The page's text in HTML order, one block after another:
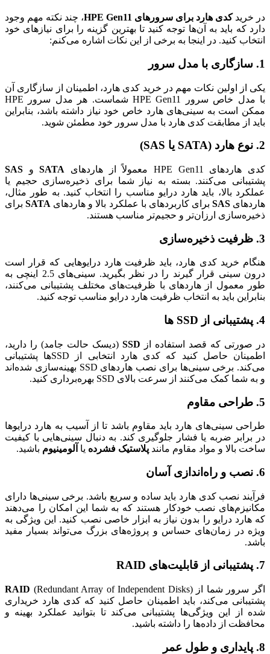
در خریدکدی هارد برای سرورهای HPE Gen11
، چند نکته مهم وجود
دارد که باید به آن‌ها توجه کنید تا بهترین گزینه را برای نیازهای خود
انتخاب کنید. در اینجا به برخی از این نکات اشاره می‌کنم:
1. سازگاری با مدل سرور
یکی از اولین نکات مهم در خرید کدی هارد، اطمینان از سازگاری آن
با مدل خاص سرور HPE Gen11 شماست. هر مدل سرور HPE
ممکن است به سینی‌های هارد خاص خود نیاز داشته باشد، بنابراین
باید از مطابقت کدی هارد با مدل سرور خود مطمئن شوید.
2. نوع هارد (SATA یا SAS)
کدی هاردهای HPE Gen11 معمولاً از هاردهای SATAو SAS
پشتیبانی می‌کنند. بسته به نیاز شما برای ذخیره‌سازی حجیم یا
عملکرد بالا، باید هارد درایو مناسب را انتخاب کنید. به طور مثال،
هاردهایSAS برای کاربردهای با عملکرد بالا و هاردهای SATAبرای
ذخیره‌سازی ارزان‌تر و حجیم‌تر مناسب هستند.
3. ظرفیت ذخیره‌سازی
هنگام خرید کدی هارد، باید ظرفیت هارد درایوهایی که قرار است
درون سینی قرار گیرند را در نظر بگیرید. سینی‌های 2.5 اینچی به
طور معمول از هاردهای با ظرفیت‌های مختلف پشتیبانی می‌کنند،
بنابراین باید به انتخاب ظرفیت هارد درایو مناسب توجه کنید.
4. پشتیبانی از SSD ها
در صورتی که قصد استفاده از SSD (دیسک حالت جامد) را دارید،
اطمینان حاصل کنید که کدی هارد انتخابی از SSD‌ها پشتیبانی
می‌کند. برخی سینی‌ها برای نصب هاردهای SSD بهینه‌سازی شده‌اند
و به شما کمک می‌کنند از سرعت بالای SSD بهره‌برداری کنید.
5. طراحی مقاوم
طراحی سینی‌های هارد باید مقاوم باشد تا از آسیب به هارد درایوها
در برابر ضربه یا فشار جلوگیری کند. به دنبال سینی‌هایی با کیفیت
ساخت بالا و مواد مقاوم مانند پلاستیک فشرده یا آلومینیوم باشید.
6. نصب و راه‌اندازی آسان
فرآیند نصب کدی هارد باید ساده و سریع باشد. برخی سینی‌ها دارای
مکانیزم‌های نصب خودکار هستند که به شما این امکان را می‌دهند
که هارد درایو را بدون نیاز به ابزار خاصی نصب کنید. این ویژگی به
ویژه در زمان‌های حساس و پروژه‌های بزرگ می‌تواند بسیار مفید
باشد.
7. پشتیبانی از قابلیت‌های RAID
اگر سرور شما از RAID (Redundant Array of Independent Disks)
پشتیبانی می‌کند، باید اطمینان حاصل کنید که کدی هارد خریداری
شده از این ویژگی‌ها پشتیبانی می‌کند تا بتوانید عملکرد بهینه و
محافظت از داده‌ها را داشته باشید.
8. پایداری و طول عمر